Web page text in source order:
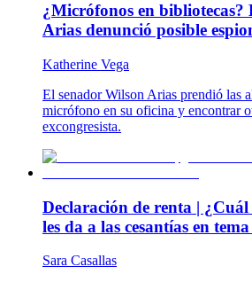
¿Micrófonos en bibliotecas?
Arias denunció posible
Katherine Vega
El senador Wilson Arias prendió las
micrófono en su oficina y encontrar
excongresista.
Declaración de renta | ¿Cuál
les da a las cesantías en
Sara Casallas